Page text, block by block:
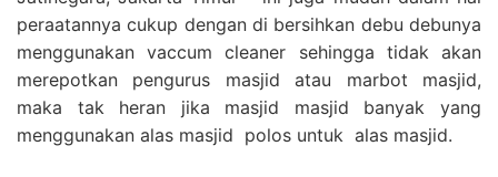
peraatannya cukup dengan di bersihkan debu debunya
menggunakan vaccum cleaner sehingga tidak akan
merepotkan pengurus masjid atau marbot masjid,
maka tak heran jika masjid masjid banyak yang
menggunakan alas masjid polos untuk alas masjid.